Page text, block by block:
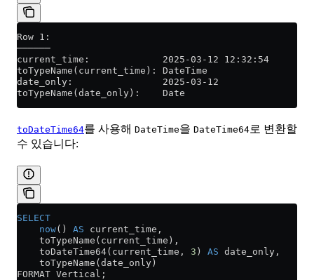
Row 1:
──────
current_time:             2025-03-12 12:32:54
toTypeName(current_time): DateTime
date_only:                2025-03-12
toTypeName(date_only):    Date
toDateTime64를 사용해 DateTime을 DateTime64로 변환할
수 있습니다:
SELECT
    now
() AS current_time,
    toTypeName(current_time),
    toDateTime64(current_time,
3 ) AS date_only,
    toTypeName(date_only)
FORMAT Vertical;